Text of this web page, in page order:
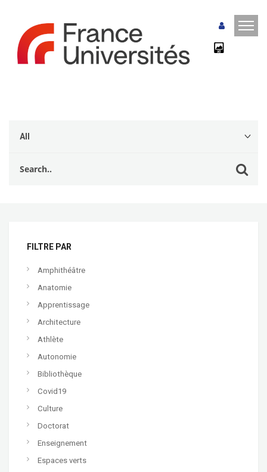
FILTRE PAR
Amphithéâtre
Anatomie
Apprentissage
Architecture
Athlète
Autonomie
Bibliothèque
Covid19
Culture
Doctorat
Enseignement
Espaces verts